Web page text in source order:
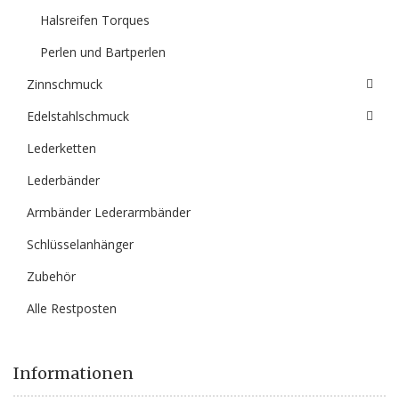
Halsreifen Torques
Perlen und Bartperlen
Zinnschmuck
Edelstahlschmuck
Lederketten
Lederbänder
Armbänder Lederarmbänder
Schlüsselanhänger
Zubehör
Alle Restposten
Informationen